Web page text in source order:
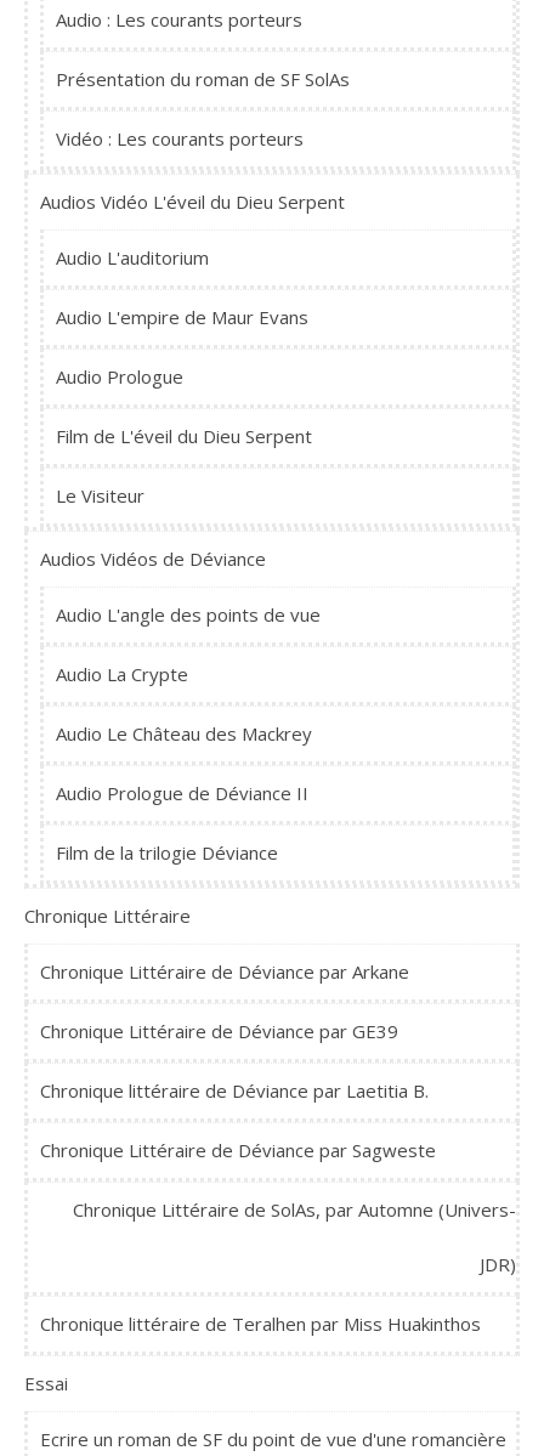
Audio : Les courants porteurs
Présentation du roman de SF SolAs
Vidéo : Les courants porteurs
Audios Vidéo L'éveil du Dieu Serpent
Audio L'auditorium
Audio L'empire de Maur Evans
Audio Prologue
Film de L'éveil du Dieu Serpent
Le Visiteur
Audios Vidéos de Déviance
Audio L'angle des points de vue
Audio La Crypte
Audio Le Château des Mackrey
Audio Prologue de Déviance II
Film de la trilogie Déviance
Chronique Littéraire
Chronique Littéraire de Déviance par Arkane
Chronique Littéraire de Déviance par GE39
Chronique littéraire de Déviance par Laetitia B.
Chronique Littéraire de Déviance par Sagweste
Chronique Littéraire de SolAs, par Automne (Univers-
JDR)
Chronique littéraire de Teralhen par Miss Huakinthos
Essai
Ecrire un roman de SF du point de vue d'une romancière